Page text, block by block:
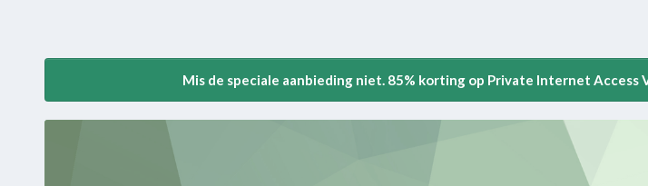
Mis de speciale aanbieding niet. 85% korting op Private Internet Access